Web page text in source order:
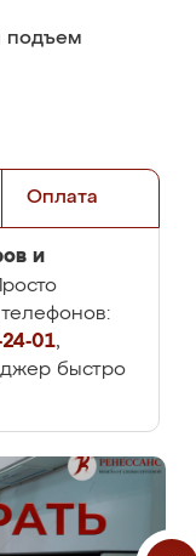
подъем
Оплата
и
01,
быстро